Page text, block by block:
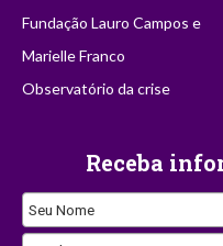
Fundação Lauro Campos e
Marielle Franco
Observatório da crise
Receba
Seu Nome